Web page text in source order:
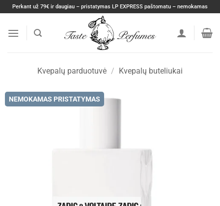
Skip
content
Perkant už 79€ ir daugiau – pristatymas LP EXPRESS paštomatu – nemokamas
Kvepalų parduotuvė / Kvepalų buteliukai
NEMOKAMAS PRISTATYMAS